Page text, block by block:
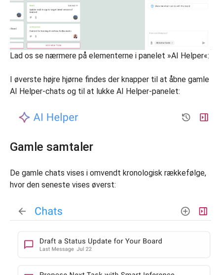
Lad os se nærmere på elementerne i panelet »AI Helper«:
I øverste højre hjørne findes der knapper til at åbne gamle
AI Helper-chats og til at lukke AI Helper-panelet:
Gamle samtaler
De gamle chats vises i omvendt kronologisk rækkefølge,
hvor den seneste vises øverst: